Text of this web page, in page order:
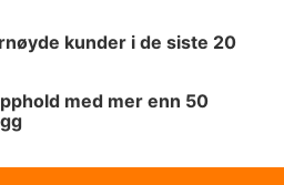
kunder i de siste 20
med mer enn 50